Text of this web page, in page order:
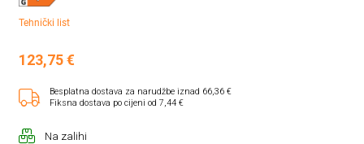
Tehnički list
123,75€
Besplatna dostava za narudžbe iznad 66,36 €
Fiksna dostava po cijeni od 7,44 €
Na zalihi